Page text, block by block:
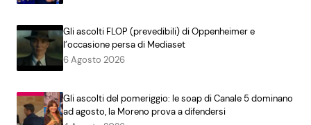
Gli ascolti FLOP (prevedibili) di Oppenheimer e
l’occasione persa di Mediaset
6 Agosto 2026
Gli ascolti del pomeriggio: le soap di Canale 5 dominano
ad agosto, la Moreno prova a difendersi